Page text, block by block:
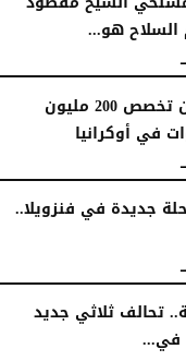
هو...
الدفاع البريطانية: لندن تخصص 200 مليون
في أوكرانيا
جديدة في فنزويلا..
تحالف ثلاثي جديد
في...